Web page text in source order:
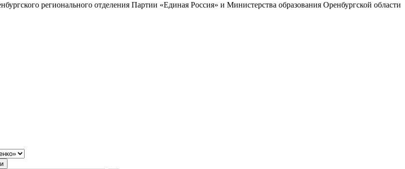
регионального отделения Партии «Единая Россия» и Министерства образования Оренбургской области